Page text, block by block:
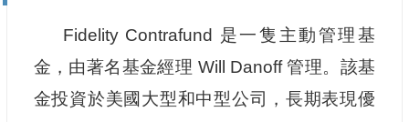
Fidelity Contrafund 是一隻主動管理基
金，由著名基金經理 Will Danoff 管理。該基
金投資於美國大型和中型公司，長期表現優